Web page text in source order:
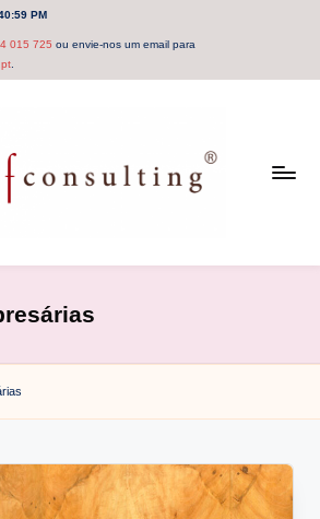
PM
015 725 ou envie-nos um email para
.